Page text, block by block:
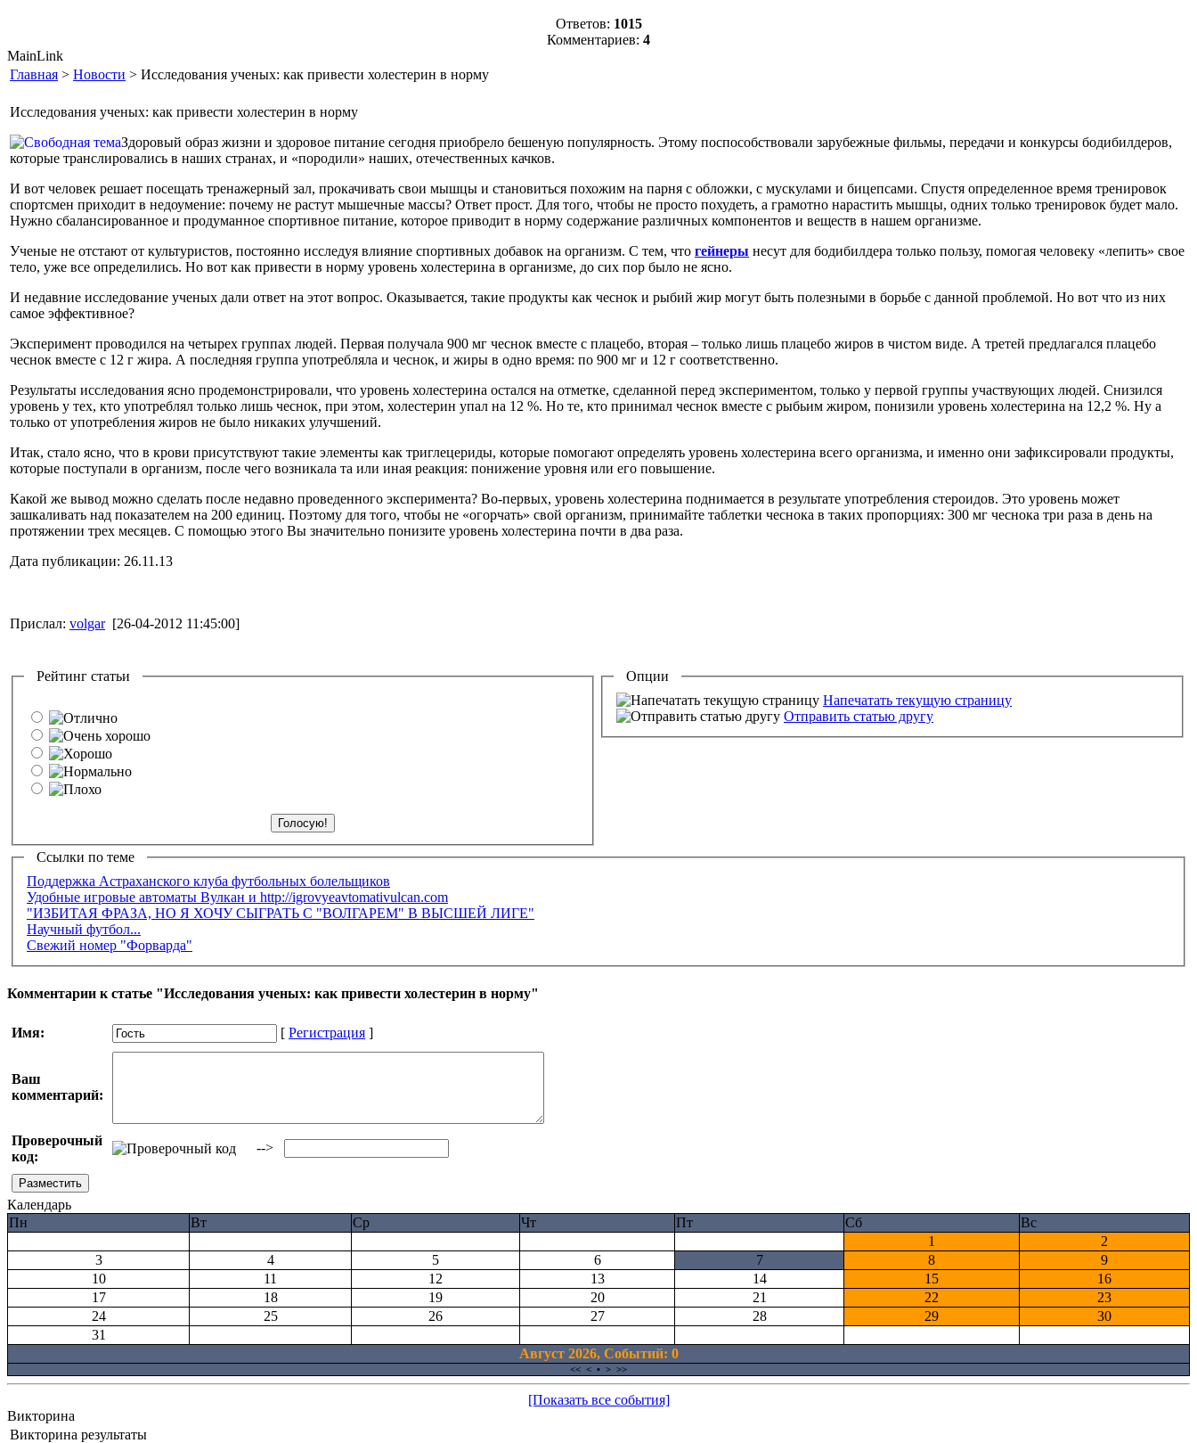
Ответов: 1015
Комментариев: 4
MainLink
Главная > Новости > Исследования ученых: как привести холестерин в норму
Исследования ученых: как привести холестерин в норму
Здоровый образ жизни и здоровое питание сегодня приобрело бешеную популярность. Этому поспособствовали зарубежные фильмы, передачи и конкурсы бодибилдеров,
которые транслировались в наших странах, и «породили» наших, отечественных качков.
И вот человек решает посещать тренажерный зал, прокачивать свои мышцы и становиться похожим на парня с обложки, с мускулами и бицепсами. Спустя определенное время тренировок
спортсмен приходит в недоумение: почему не растут мышечные массы? Ответ прост. Для того, чтобы не просто похудеть, а грамотно нарастить мышцы, одних только тренировок будет мало.
Нужно сбалансированное и продуманное спортивное питание, которое приводит в норму содержание различных компонентов и веществ в нашем организме.
Ученые не отстают от культуристов, постоянно исследуя влияние спортивных добавок на организм. С тем, что гейнеры несут для бодибилдера только пользу, помогая человеку «лепить» свое
тело, уже все определились. Но вот как привести в норму уровень холестерина в организме, до сих пор было не ясно.
И недавние исследование ученых дали ответ на этот вопрос. Оказывается, такие продукты как чеснок и рыбий жир могут быть полезными в борьбе с данной проблемой. Но вот что из них
самое эффективное?
Эксперимент проводился на четырех группах людей. Первая получала 900 мг чеснок вместе с плацебо, вторая – только лишь плацебо жиров в чистом виде. А третей предлагался плацебо
чеснок вместе с 12 г жира. А последняя группа употребляла и чеснок, и жиры в одно время: по 900 мг и 12 г соответственно.
Результаты исследования ясно продемонстрировали, что уровень холестерина остался на отметке, сделанной перед экспериментом, только у первой группы участвующих людей. Снизился
уровень у тех, кто употреблял только лишь чеснок, при этом, холестерин упал на 12 %. Но те, кто принимал чеснок вместе с рыбьим жиром, понизили уровень холестерина на 12,2 %. Ну а
только от употребления жиров не было никаких улучшений.
Итак, стало ясно, что в крови присутствуют такие элементы как триглецериды, которые помогают определять уровень холестерина всего организма, и именно они зафиксировали продукты,
которые поступали в организм, после чего возникала та или иная реакция: понижение уровня или его повышение.
Какой же вывод можно сделать после недавно проведенного эксперимента? Во-первых, уровень холестерина поднимается в результате употребления стероидов. Это уровень может
зашкаливать над показателем на 200 единиц. Поэтому для того, чтобы не «огорчать» свой организм, принимайте таблетки чеснока в таких пропорциях: 300 мг чеснока три раза в день на
протяжении трех месяцев. С помощью этого Вы значительно понизите уровень холестерина почти в два раза.
Дата публикации: 26.11.13
Прислал: volgar [26-04-2012 11:45:00]
Рейтинг статьи
Опции
Напечатать текущую страницу
Отправить статью другу
Ссылки по теме
Поддержка Астраханского клуба футбольных болельщиков
Удобные игровые автоматы Вулкан и http://igrovyeavtomativulcan.com
"ИЗБИТАЯ ФРАЗА, НО Я ХОЧУ СЫГРАТЬ С "ВОЛГАРЕМ" В ВЫСШЕЙ ЛИГЕ"
Научный футбол...
Свежий номер "Форварда"
Комментарии к статье "Исследования ученых: как привести холестерин в норму"
Имя: [ Регистрация ]
Ваш
комментарий:
Проверочный
код:
-->
Календарь
Пн
Вт Ср Чт Пт Сб
Вс
1
2
3
4 5 6 7 8
9
10
11 12 13 14 15
16
17
18 19 20 21 22
23
24
25 26 27 28 29
30
31
Август 2026, Cобытий: 0
<< < • > >>
[Показать все события]
Викторина
Викторина результаты